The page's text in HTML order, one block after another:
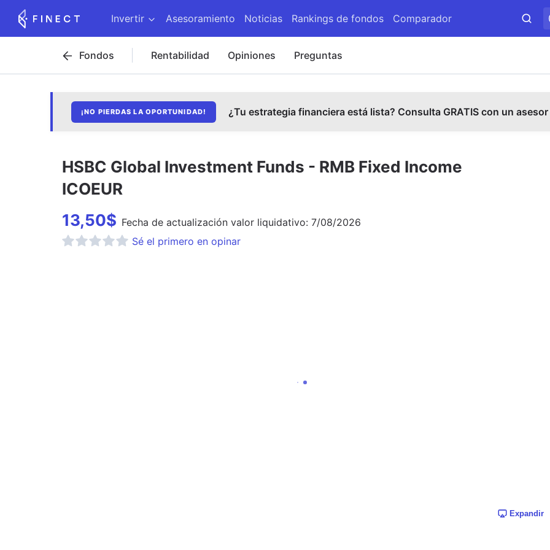
Invertir Asesoramiento Noticias Rankings de fondos Comparador
Fondos Rentabilidad Opiniones Preguntas
¡NO PIERDAS LA OPORTUNIDAD! ¿Tu estrategia financiera está lista? Consulta GRATIS con un
HSBC Global Investment Funds - RMB Fixed Income
ICOEUR
13,50$ Fecha de actualización valor liquidativo: 7/08/2026
Sé el primero en opinar
Expandir